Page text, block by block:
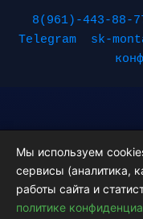
8(961)-443-88-
Telegram
sk-
Copyright © 2026
Мы используем
сервисы (аналитика,
работы сайта и
политике